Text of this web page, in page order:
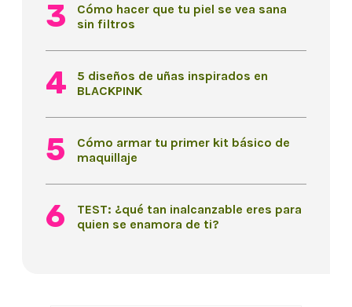
Cómo hacer que tu piel se vea sana
sin filtros
5 diseños de uñas inspirados en
BLACKPINK
Cómo armar tu primer kit básico de
maquillaje
TEST: ¿qué tan inalcanzable eres para
quien se enamora de ti?